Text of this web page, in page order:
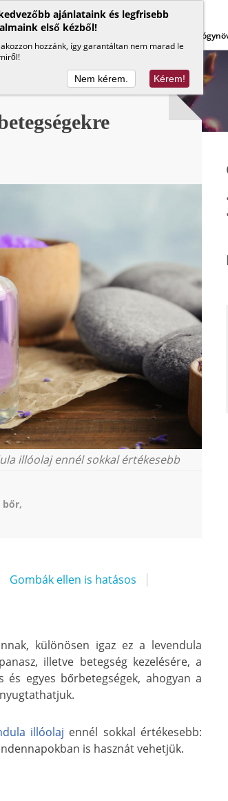
illóolaj ennél sokkal értékesebb
bőr,
Gombák ellen is hatásos
különösen igaz ez a levendula
illetve betegség kezelésére, a
egyes bőrbetegségek, ahogyan a
illóolaj ennél sokkal értékesebb:
is hasznát vehetjük.
ajánlataink és legfrisebb
első kézből!
hozzánk, így garantáltan nem marad le
Nem kérem. Kérem!